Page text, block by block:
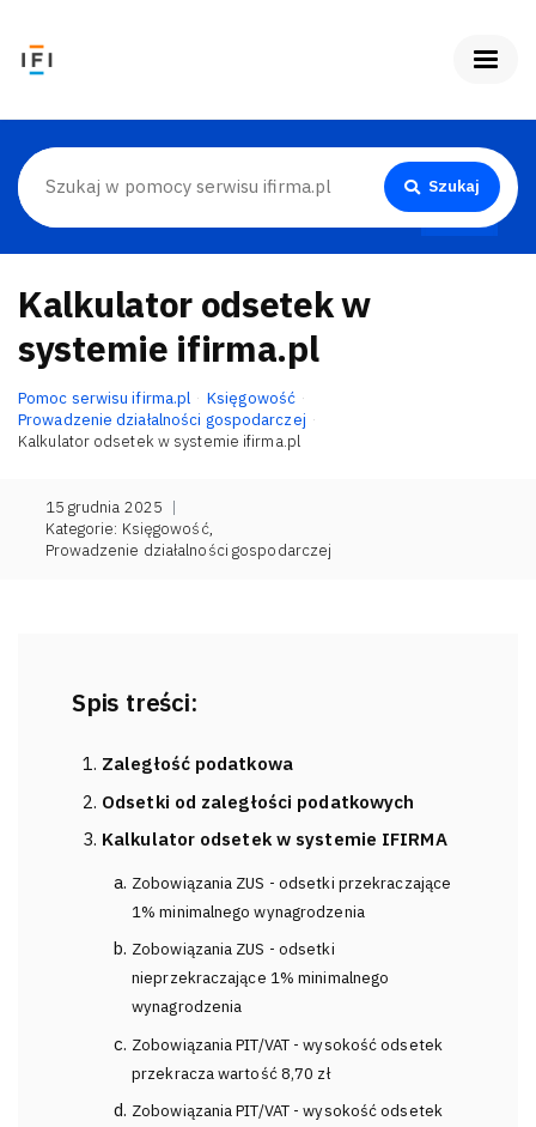
Szukaj
Kalkulator odsetek w
systemie ifirma.pl
Pomoc serwisu ifirma.pl
Księgowość
Prowadzenie działalności gospodarczej
Kalkulator odsetek w systemie ifirma.pl
15 grudnia 2025 |
Kategorie: Księgowość,
Prowadzenie działalności gospodarczej
Spis treści:
Zaległość podatkowa
Odsetki od zaległości podatkowych
Kalkulator odsetek w systemie IFIRMA
Zobowiązania ZUS - odsetki przekraczające
1% minimalnego wynagrodzenia
Zobowiązania ZUS - odsetki
nieprzekraczające 1% minimalnego
wynagrodzenia
Zobowiązania PIT/VAT - wysokość odsetek
przekracza wartość 8,70 zł
Zobowiązania PIT/VAT - wysokość odsetek